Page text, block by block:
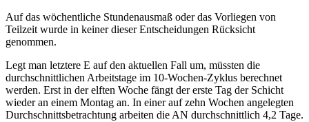
Auf das wöchentliche Stundenausmaß oder das Vorliegen von
Teilzeit wurde in keiner dieser Entscheidungen Rücksicht
genommen.
Legt man letztere E auf den aktuellen Fall um, müssten die
durchschnittlichen Arbeitstage im 10-Wochen-Zyklus berechnet
werden. Erst in der elften Woche fängt der erste Tag der Schicht
wieder an einem Montag an. In einer auf zehn Wochen angelegten
Durchschnittsbetrachtung arbeiten die AN durchschnittlich 4,2 Tage.